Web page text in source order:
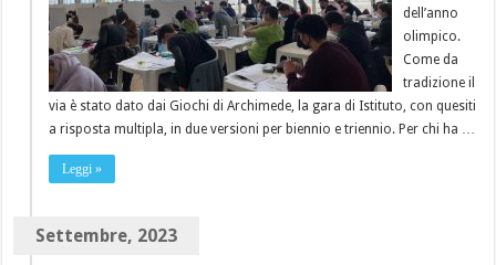
dell’anno
olimpico.
Come da
tradizione il
via è stato dato dai Giochi di Archimede, la gara di Istituto, con quesiti
a risposta multipla, in due versioni per biennio e triennio. Per chi ha …
Leggi »
Settembre, 2023